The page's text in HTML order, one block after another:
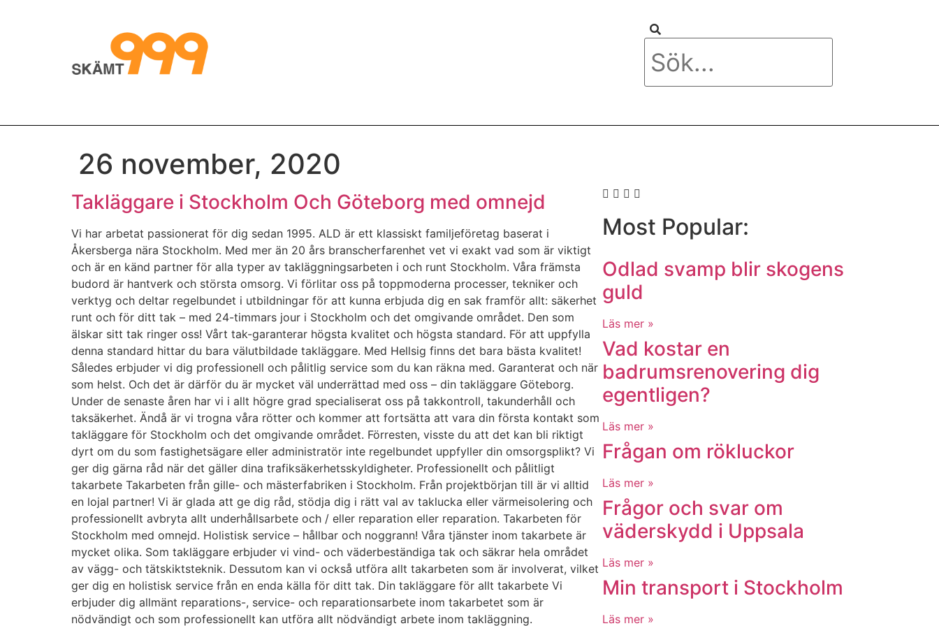
26 november, 2020
Takläggare i Stockholm Och Göteborg med omnejd
Vi har arbetat passionerat för dig sedan 1995. ALD är ett klassiskt familjeföretag baserat i
Åkersberga nära Stockholm. Med mer än 20 års branscherfarenhet vet vi exakt vad som är viktigt
och är en känd partner för alla typer av takläggningsarbeten i och runt Stockholm. Våra främsta
budord är hantverk och största omsorg. Vi förlitar oss på toppmoderna processer, tekniker och
verktyg och deltar regelbundet i utbildningar för att kunna erbjuda dig en sak framför allt: säkerhet
runt och för ditt tak – med 24-timmars jour i Stockholm och det omgivande området. Den som
älskar sitt tak ringer oss! Vårt tak-garanterar högsta kvalitet och högsta standard. För att uppfylla
denna standard hittar du bara välutbildade takläggare. Med Hellsig finns det bara bästa kvalitet!
Således erbjuder vi dig professionell och pålitlig service som du kan räkna med. Garanterat och när
som helst. Och det är därför du är mycket väl underrättad med oss – din takläggare Göteborg.
Under de senaste åren har vi i allt högre grad specialiserat oss på takkontroll, takunderhåll och
taksäkerhet. Ändå är vi trogna våra rötter och kommer att fortsätta att vara din första kontakt som
takläggare för Stockholm och det omgivande området. Förresten, visste du att det kan bli riktigt
dyrt om du som fastighetsägare eller administratör inte regelbundet uppfyller din omsorgsplikt? Vi
ger dig gärna råd när det gäller dina trafiksäkerhetsskyldigheter. Professionellt och pålitligt
takarbete Takarbeten från gille- och mästerfabriken i Stockholm. Från projektbörjan till är vi alltid
en lojal partner! Vi är glada att ge dig råd, stödja dig i rätt val av taklucka eller värmeisolering och
professionellt avbryta allt underhållsarbete och / eller reparation eller reparation. Takarbeten för
Stockholm med omnejd. Holistisk service – hållbar och noggrann! Våra tjänster inom takarbete är
mycket olika. Som takläggare erbjuder vi vind- och väderbeständiga tak och säkrar hela området
av vägg- och tätskiktsteknik. Dessutom kan vi också utföra allt takarbeten som är involverat, vilket
ger dig en holistisk service från en enda källa för ditt tak. Din takläggare för allt takarbete Vi
erbjuder dig allmänt reparations-, service- och reparationsarbete inom takarbetet som är
nödvändigt och som professionellt kan utföra allt nödvändigt arbete inom takläggning.
Most Popular:
Odlad svamp blir skogens
guld
Läs mer »
Vad kostar en
badrumsrenovering dig
egentligen?
Läs mer »
Frågan om rökluckor
Läs mer »
Frågor och svar om
väderskydd i Uppsala
Läs mer »
Min transport i Stockholm
Läs mer »